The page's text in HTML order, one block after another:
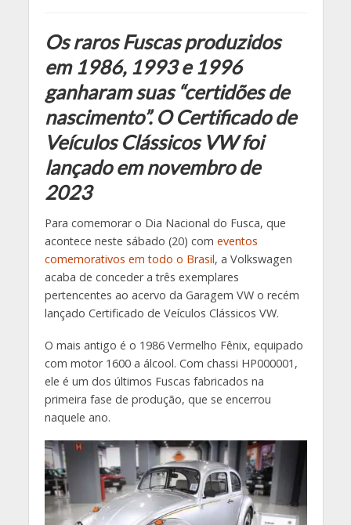
Os raros Fuscas produzidos
em 1986, 1993 e 1996
ganharam suas “certidões de
nascimento”. O Certificado de
Veículos Clássicos VW foi
lançado em novembro de
2023
Para comemorar o Dia Nacional do Fusca, que
acontece neste sábado (20) com eventos
comemorativos em todo o Brasil, a Volkswagen
acaba de conceder a três exemplares
pertencentes ao acervo da Garagem VW o recém
lançado Certificado de Veículos Clássicos VW.
O mais antigo é o 1986 Vermelho Fênix, equipado
com motor 1600 a álcool. Com chassi HP000001,
ele é um dos últimos Fuscas fabricados na
primeira fase de produção, que se encerrou
naquele ano.